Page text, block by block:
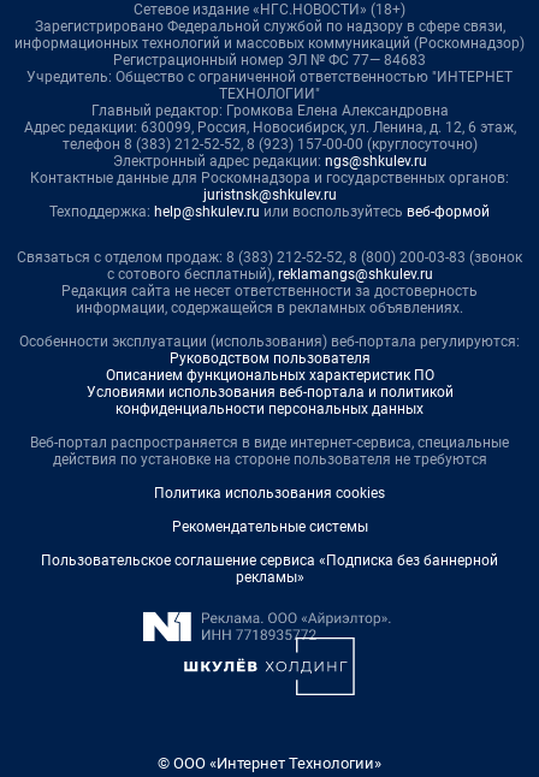
Сетевое издание «НГС.НОВОСТИ» (18+)
Зарегистрировано Федеральной службой по надзору в сфере связи,
информационных технологий и массовых коммуникаций (Роскомнадзор)
Регистрационный номер ЭЛ № ФС 77— 84683
Учредитель: Общество с ограниченной ответственностью "ИНТЕРНЕТ
ТЕХНОЛОГИИ"
Главный редактор: Громкова Елена Александровна
Адрес редакции: 630099, Россия, Новосибирск, ул. Ленина, д. 12, 6 этаж,
телефон 8 (383) 212-52-52, 8 (923) 157-00-00 (круглосуточно)
Электронный адрес редакции: ngs@shkulev.ru
Контактные данные для Роскомнадзора и государственных органов:
juristnsk@shkulev.ru
Техподдержка: help@shkulev.ru или воспользуйтесь веб-формой
Связаться с отделом продаж: 8 (383) 212-52-52, 8 (800) 200-03-83 (звонок
с сотового бесплатный), reklamangs@shkulev.ru
Редакция сайта не несет ответственности за достоверность
информации, содержащейся в рекламных объявлениях.
Особенности эксплуатации (использования) веб-портала регулируются:
Руководством пользователя
Описанием функциональных характеристик ПО
Условиями использования веб-портала и политикой
конфиденциальности персональных данных
Веб-портал распространяется в виде интернет-сервиса, специальные
действия по установке на стороне пользователя не требуются
Политика использования cookies
Рекомендательные системы
Пользовательское соглашение сервиса «Подписка без баннерной
рекламы»
© ООО «Интернет Технологии»